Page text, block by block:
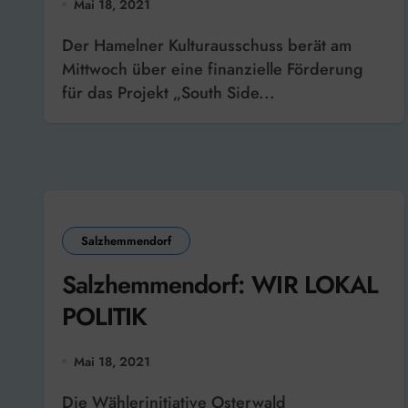
Mai 18, 2021
Der Hamelner Kulturausschuss berät am
Mittwoch über eine finanzielle Förderung
für das Projekt „South Side...
Salzhemmendorf
Salzhemmendorf: WIR LOKAL
POLITIK
Mai 18, 2021
Die Wählerinitiative Osterwald